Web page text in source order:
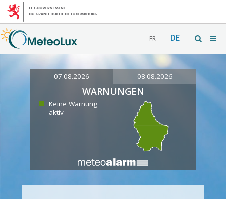
FR DE
07.08.2026 08.08.2026
WARNUNGEN
Keine Warnung
aktiv